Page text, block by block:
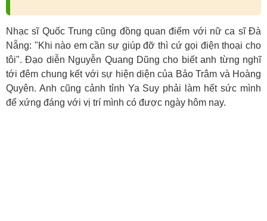
Nhạc sĩ Quốc Trung cũng đồng quan điểm với nữ ca sĩ Đà
Nẵng: "Khi nào em cần sự giúp đỡ thì cứ gọi điện thoại cho
tôi". Đạo diễn Nguyễn Quang Dũng cho biết anh từng nghĩ
tới đêm chung kết với sự hiện diện của Bảo Trâm và Hoàng
Quyên. Anh cũng cảnh tỉnh Ya Suy phải làm hết sức mình
để xứng đáng với vị trí mình có được ngày hôm nay.